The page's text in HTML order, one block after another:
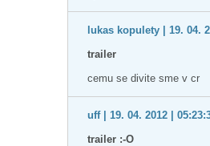
lukas kopulety | 19. 04.
trailer
cemu se divite sme v cr
uff | 19. 04. 2012 |
trailer :-O